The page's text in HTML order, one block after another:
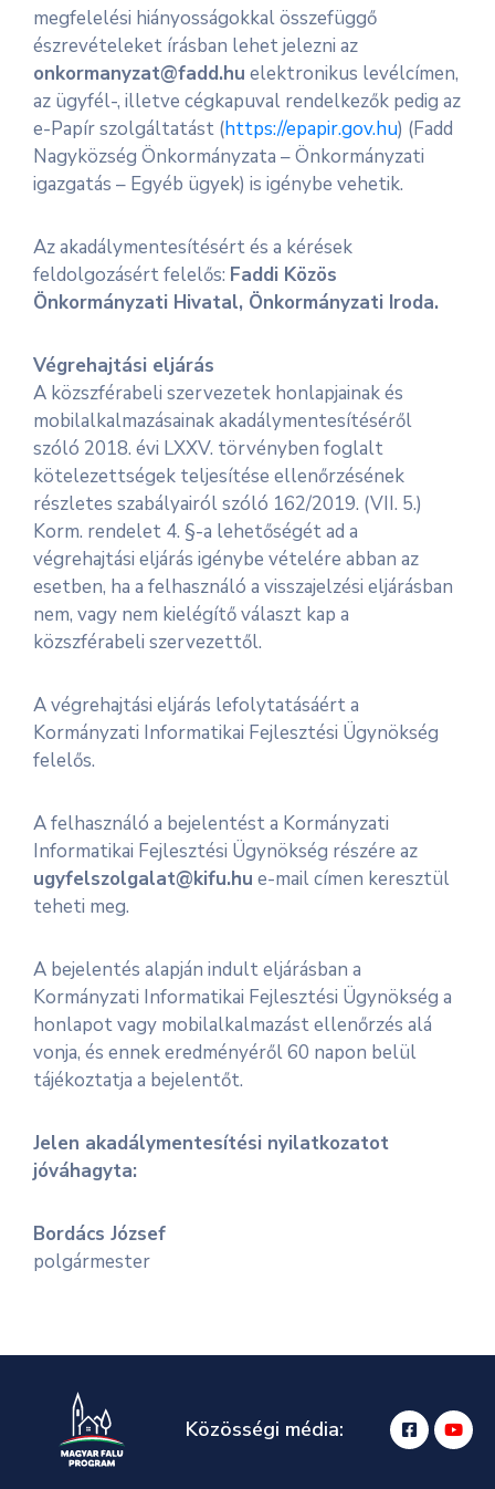
megfelelési hiányosságokkal összefüggő
észrevételeket írásban lehet jelezni az
onkormanyzat@fadd.hu elektronikus levélcímen,
az ügyfél-, illetve cégkapuval rendelkezők pedig az
e-Papír szolgáltatást (https://epapir.gov.hu) (Fadd
Nagyközség Önkormányzata – Önkormányzati
igazgatás – Egyéb ügyek) is igénybe vehetik.
Az akadálymentesítésért és a kérések
feldolgozásért felelős: Faddi Közös
Önkormányzati Hivatal, Önkormányzati Iroda.
Végrehajtási eljárás
A közszférabeli szervezetek honlapjainak és
mobilalkalmazásainak akadálymentesítéséről
szóló 2018. évi LXXV. törvényben foglalt
kötelezettségek teljesítése ellenőrzésének
részletes szabályairól szóló 162/2019. (VII. 5.)
Korm. rendelet 4. §-a lehetőségét ad a
végrehajtási eljárás igénybe vételére abban az
esetben, ha a felhasználó a visszajelzési eljárásban
nem, vagy nem kielégítő választ kap a
közszférabeli szervezettől.
A végrehajtási eljárás lefolytatásáért a
Kormányzati Informatikai Fejlesztési Ügynökség
felelős.
A felhasználó a bejelentést a Kormányzati
Informatikai Fejlesztési Ügynökség részére az
ugyfelszolgalat@kifu.hu e-mail címen keresztül
teheti meg.
A bejelentés alapján indult eljárásban a
Kormányzati Informatikai Fejlesztési Ügynökség a
honlapot vagy mobilalkalmazást ellenőrzés alá
vonja, és ennek eredményéről 60 napon belül
tájékoztatja a bejelentőt.
Jelen akadálymentesítési nyilatkozatot
jóváhagyta:
Bordács József
polgármester
Közösségi média: